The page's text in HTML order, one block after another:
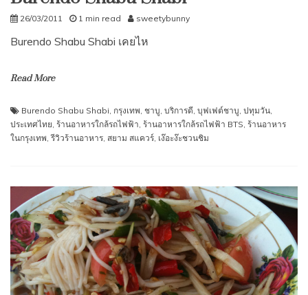
26/03/2011 1 min read sweetybunny
Burendo Shabu Shabi เคยไห
Read More
Burendo Shabu Shabi, กรุงเทพ, ชาบู, บริการดี, บุฟเฟต์ชาบู, ปทุมวัน,
ประเทศไทย, ร้านอาหารใกล้รถไฟฟ้า, ร้านอาหารใกล้รถไฟฟ้า BTS, ร้านอาหาร
ในกรุงเทพ,รีวิวร้านอาหาร, สยาม สแควร์, เง๊อะง๊ะชวนชิม